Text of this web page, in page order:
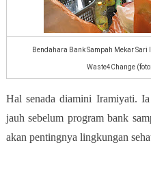
Bendahara Bank Sampah Mekar
Waste4Change
Hal senada diamini Iramiyati.
jauh sebelum program bank
akan pentingnya lingkungan